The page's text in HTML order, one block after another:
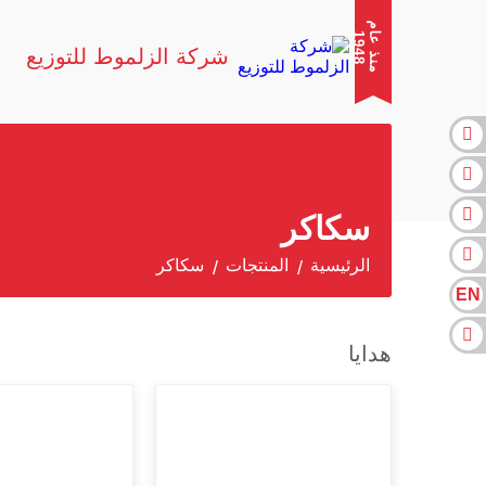
م
ن
ذ
عام19
4
8 شركة الزلموط للتوزيع
EN
سكاكر
الرئيسية المنتجات سكاكر
هدايا